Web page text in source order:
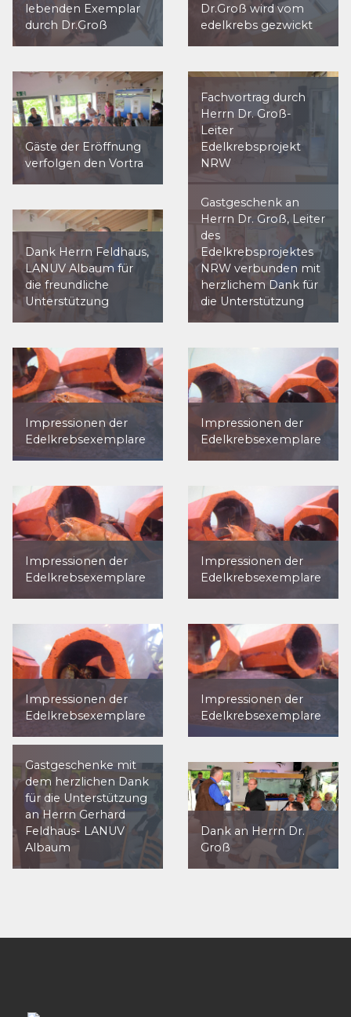
lebenden Exemplar
durch Dr.Groß
Dr.Groß wird vom
edelkrebs gezwickt
Gäste der Eröffnung
verfolgen den Vortra
Fachvortrag durch
Herrn Dr. Groß-
Leiter
Edelkrebsprojekt
NRW
Dank Herrn Feldhaus,
LANUV Albaum für
die freundliche
Unterstützung
Gastgeschenk an
Herrn Dr. Groß, Leiter
des
Edelkrebsprojektes
NRW verbunden mit
herzlichem Dank für
die Unterstützung
Impressionen der
Edelkrebsexemplare
Impressionen der
Edelkrebsexemplare
Impressionen der
Edelkrebsexemplare
Impressionen der
Edelkrebsexemplare
Impressionen der
Edelkrebsexemplare
Impressionen der
Edelkrebsexemplare
Gastgeschenke mit
dem herzlichen Dank
für die Unterstützung
an Herrn Gerhard
Feldhaus- LANUV
Albaum
Dank an Herrn Dr.
Groß